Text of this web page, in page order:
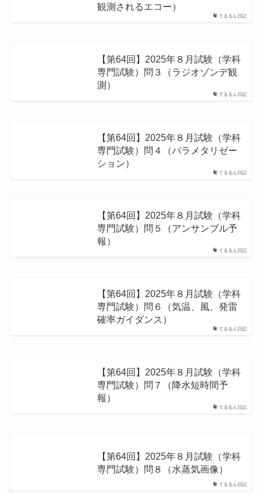
てるるん日記
観測されるエコー）
てるるん日記
【第64回】2025年８月試験（学科
専門試験）問３（ラジオゾンデ観
測）
てるるん日記
【第64回】2025年８月試験（学科
専門試験）問４（パラメタリゼー
ション）
てるるん日記
【第64回】2025年８月試験（学科
専門試験）問５（アンサンブル予
報）
てるるん日記
【第64回】2025年８月試験（学科
専門試験）問６（気温、⾵、発雷
確率ガイダンス）
てるるん日記
【第64回】2025年８月試験（学科
専門試験）問７（降⽔短時間予
報）
てるるん日記
【第64回】2025年８月試験（学科
専門試験）問８（水蒸気画像）